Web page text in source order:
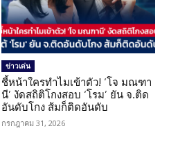
ข่าวเด่น
ชี้หน้าใครทำไมเข้าตัว! ‘โจ มณฑา
นี’ งัดสถิติโกงสอบ ‘โรม’ ยัน จ.ติด
อันดับโกง ส้มก็ติดอันดับ
กรกฎาคม 31, 2026